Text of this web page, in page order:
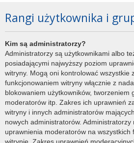
Rangi użytkownika i
Kim są administratorzy?
Administratorzy są użytkownikami albo
posiadającymi najwyższy poziom
witryny. Mogą oni kontrolować wszystkie
funkcjonowaniem witryny włącznie z
blokowaniem użytkowników, tworzeniem
moderatorów itp. Zakres ich uprawnień
witryny i innych administratorów
nowych administratorów. Administratorzy
uprawnienia moderatorów na wszystkich